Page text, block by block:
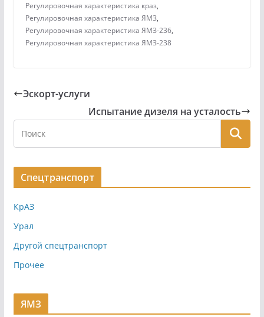
Регулировочная характеристика краз,
Регулировочная характеристика ЯМЗ,
Регулировочная характеристика ЯМЗ-236,
Регулировочная характеристика ЯМЗ-238
Эскорт-услуги
Испытание дизеля на усталость
Спецтранспорт
КрАЗ
Урал
Другой спецтранспорт
Прочее
ЯМЗ